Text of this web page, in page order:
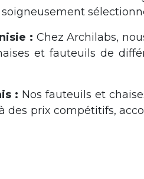
: Chez Archilabs,
et fauteuils de
: Nos fauteuils et
des prix compétitifs,